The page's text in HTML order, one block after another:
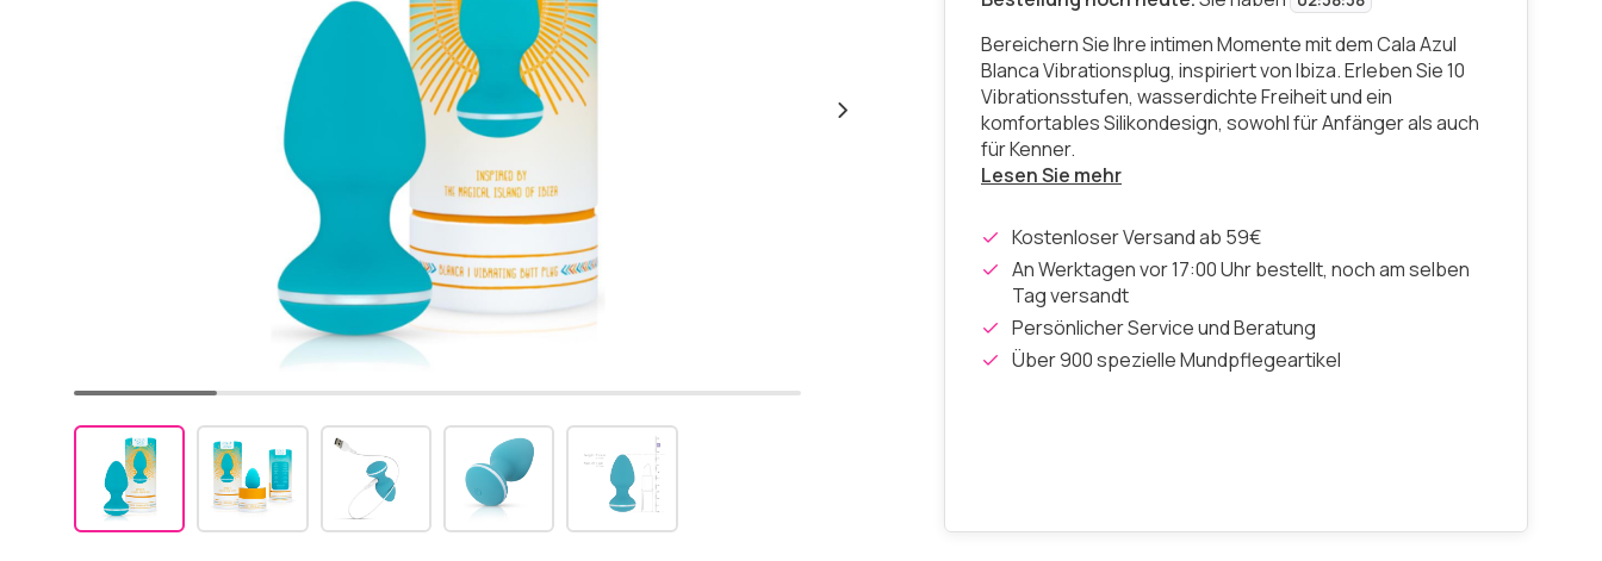
Bereichern Sie Ihre intimen Momente mit dem Cala Azul
Blanca Vibrationsplug, inspiriert von Ibiza. Erleben Sie 10
Vibrationsstufen, wasserdichte Freiheit und ein
komfortables Silikondesign, sowohl für Anfänger als auch
für Kenner.
Lesen Sie mehr
Kostenloser Versand ab 59€
An Werktagen vor 17:00 Uhr bestellt, noch am selben
Tag versandt
Persönlicher Service und Beratung
Über 900 spezielle Mundpflegeartikel